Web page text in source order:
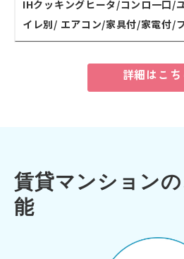
IHクッキングヒータ/コンロ一口/
イレ別/ エアコン/家具付/家電付/
詳細はこち
賃貸マンション
能